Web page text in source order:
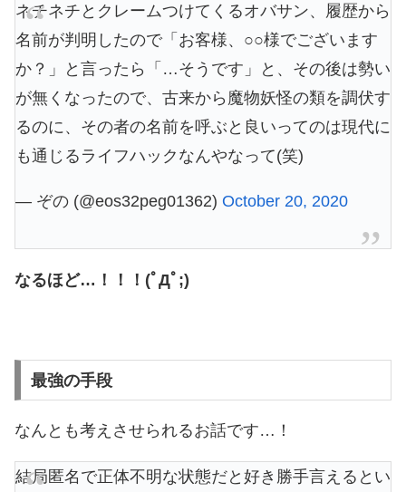
ネチネチとクレームつけてくるオバサン、履歴から
名前が判明したので「お客様、○○様でございます
か？」と言ったら「…そうです」と、その後は勢い
が無くなったので、古来から魔物妖怪の類を調伏す
るのに、その者の名前を呼ぶと良いってのは現代に
も通じるライフハックなんやなって(笑)
— ぞの (@eos32peg01362) October 20, 2020
なるほど…！！！(ﾟДﾟ;)
最強の手段
なんとも考えさせられるお話です…！
結局匿名で正体不明な状態だと好き勝手言えるとい